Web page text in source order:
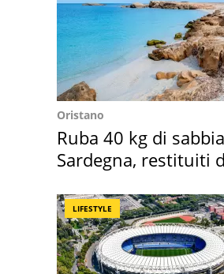
Oristano
Ruba 40 kg di
Sardegna, restituiti
LIFESTYLE